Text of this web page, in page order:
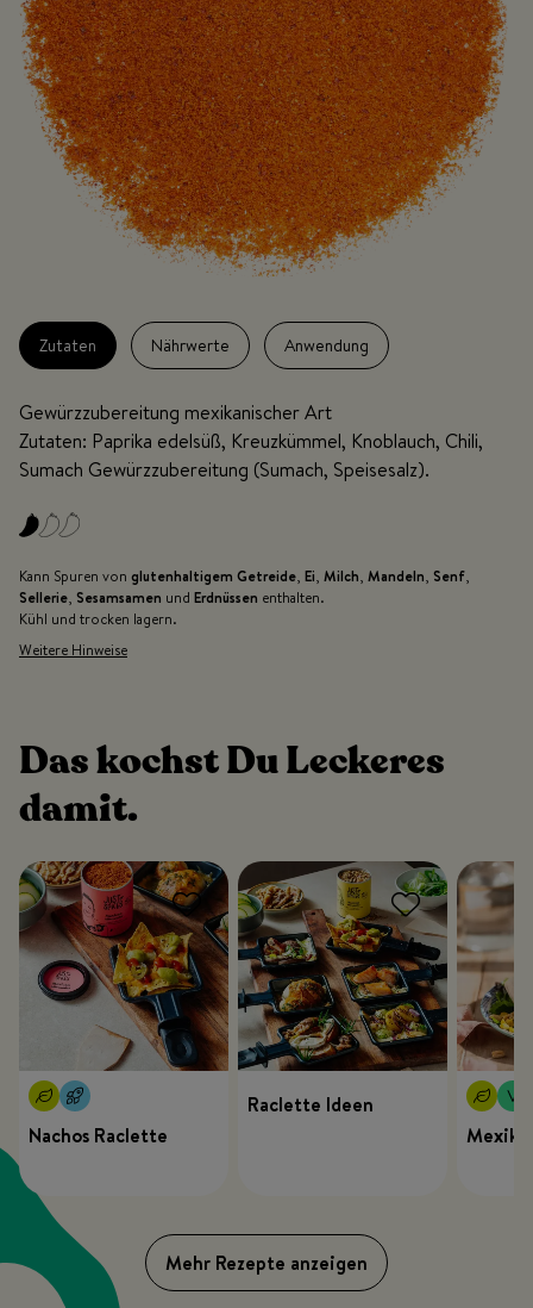
Zutaten Nährwerte Anwendung
Gewürzzubereitung mexikanischer Art
Zutaten: Paprika edelsüß, Kreuzkümmel, Knoblauch, Chili,
Sumach Gewürzzubereitung (Sumach, Speisesalz).
Kann Spuren von glutenhaltigem Getreide, Ei, Milch, Mandeln, Senf,
Sellerie, Sesamsamen und Erdnüssen enthalten.
Kühl und trocken lagern.
Weitere Hinweise
Das kochst Du Leckeres
damit.
Nachos Raclette
Raclette Ideen
Mehr Rezepte anzeigen